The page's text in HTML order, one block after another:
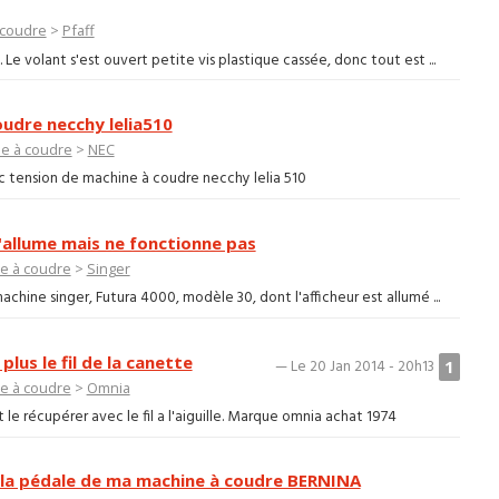
> Pfaff
volant s'est ouvert petite vis plastique cassée, donc tout est ...
necchy lelia510
à coudre > NEC
de machine à coudre necchy lelia 510
mais ne fonctionne pas
à coudre > Singer
singer, Futura 4000, modèle 30, dont l'afficheur est allumé ...
1
— Le 20 Jan 2014 - 20h13
le fil de la canette
à coudre > Omnia
récupérer avec le fil a l'aiguille. Marque omnia achat 1974
de ma machine à coudre BERNINA